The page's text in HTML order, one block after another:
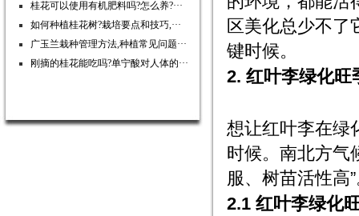
桂花可以使用有机肥料吗?怎么养?···
如何种植桂花树?栽培要点和技巧,···
广玉兰栽种管理方法,种植常见问题···
刚摘的桂花能吃吗?单宁酸对人体的···
区美化总少不了
键时候。
2. 红叶李绿化旺
想让红叶李在绿
时候。南北方气
服、树苗活性高
2.1 红叶李绿化